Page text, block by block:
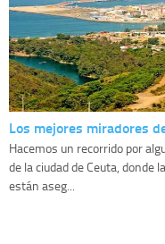
Los mejores miradores
Hacemos un recorrido por
de la ciudad de Ceuta,
están aseg...